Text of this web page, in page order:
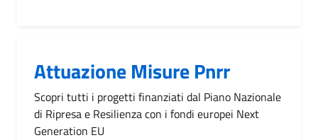
Attuazione Misure Pnrr
Scopri tutti i progetti finanziati dal Piano Nazionale
di Ripresa e Resilienza con i fondi europei Next
Generation EU